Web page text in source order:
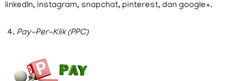
linkedIn, instagram, snapchat, pinterest, dan google+.
4. Pay-Per-Klik (PPC)